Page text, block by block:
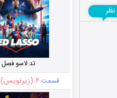
نظر
تد لاسو فصل ۴
قسمت ۶ (زیرنویس)